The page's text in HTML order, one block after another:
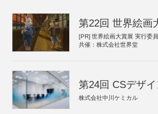
第22回 世界絵画
[PR] 世界絵画大賞展 実行委
共催：株式会社世界堂
第24回 CSデザ
株式会社中川ケミカル